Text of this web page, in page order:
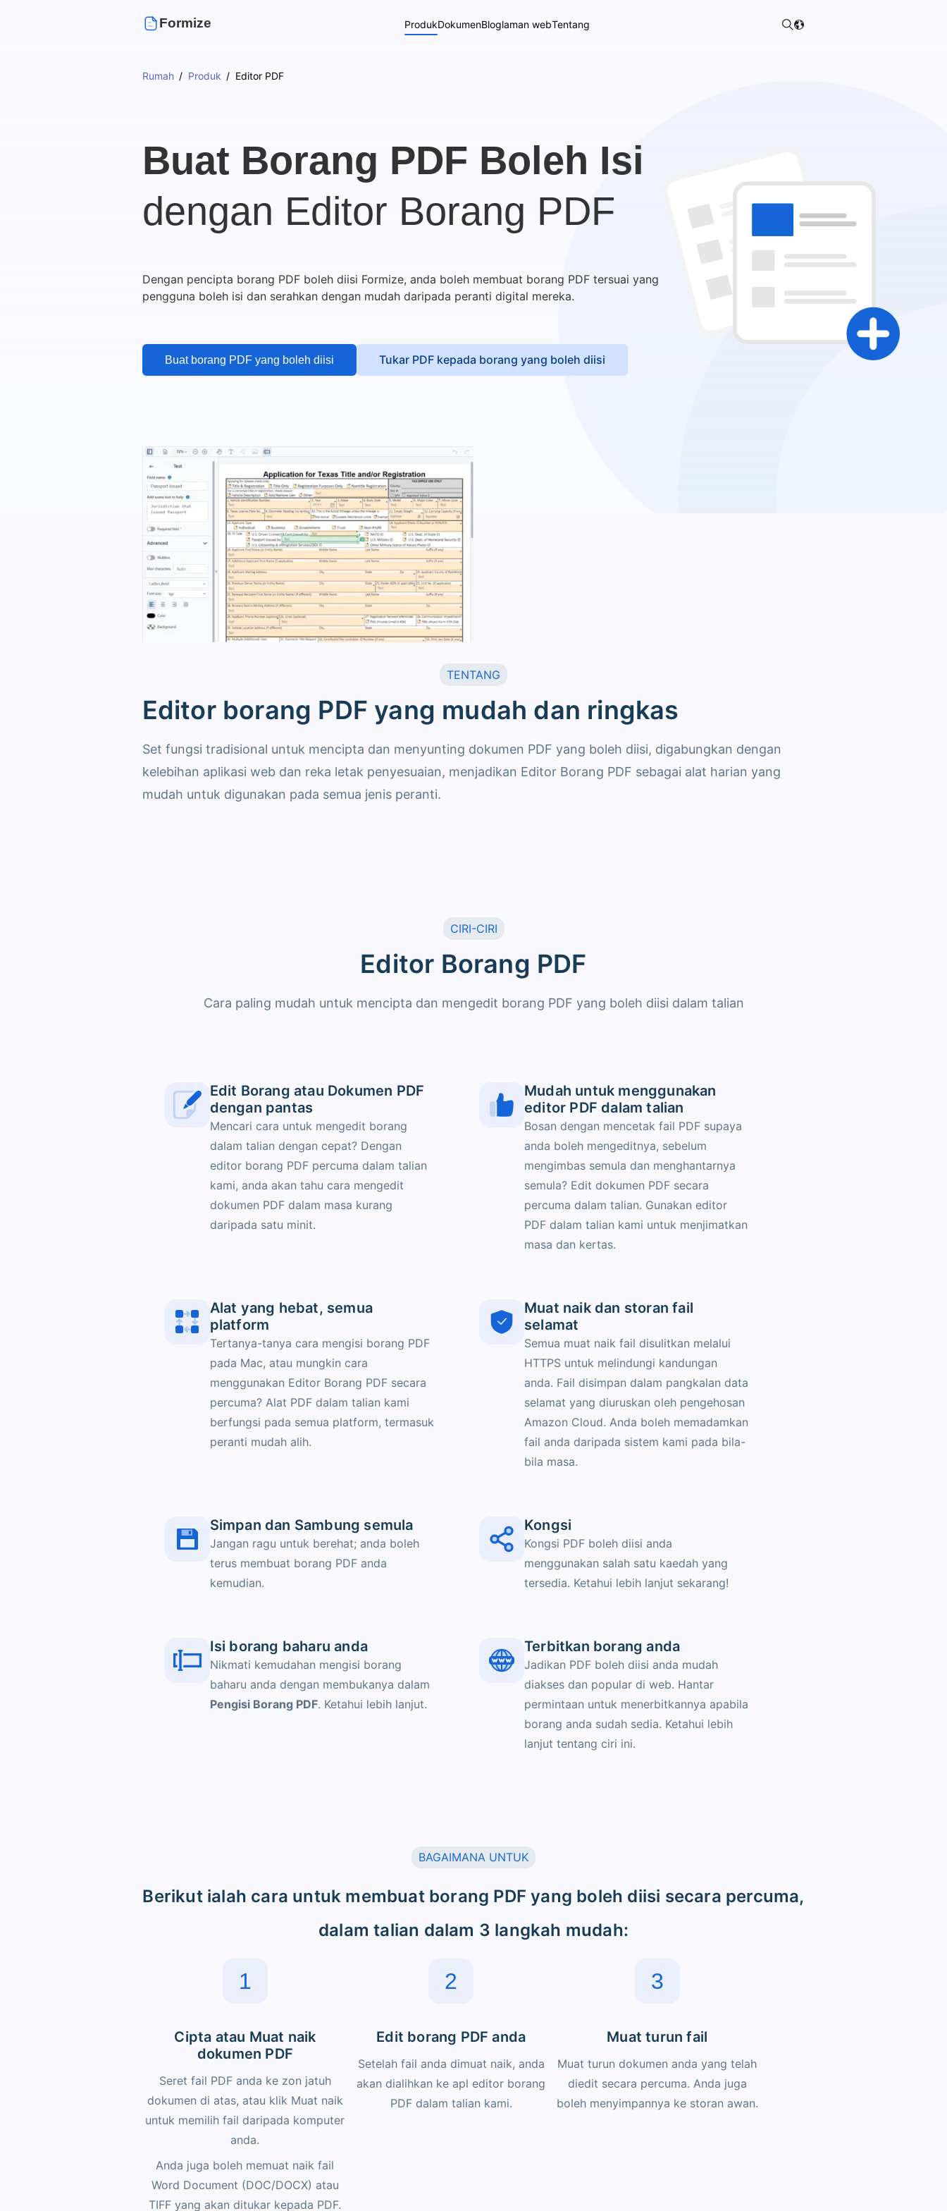
Formize ProdukDokumenBloglaman webTentang
Rumah Produk Editor PDF
Buat Borang PDF Boleh Isi
dengan Editor Borang PDF
Dengan pencipta borang PDF boleh diisi Formize, anda boleh membuat borang PDF tersuai yang
pengguna boleh isi dan serahkan dengan mudah daripada peranti digital mereka.
Buat borang PDF yang boleh diisi Tukar PDF kepada borang yang boleh diisi
TENTANG
Editor borang PDF yang mudah dan ringkas
Set fungsi tradisional untuk mencipta dan menyunting dokumen PDF yang boleh diisi, digabungkan dengan
kelebihan aplikasi web dan reka letak penyesuaian, menjadikan Editor Borang PDF sebagai alat harian yang
mudah untuk digunakan pada semua jenis peranti.
CIRI-CIRI
Editor Borang PDF
Cara paling mudah untuk mencipta dan mengedit borang PDF yang boleh diisi dalam talian
Edit Borang atau Dokumen PDF
dengan pantas
Mencari cara untuk mengedit borang
dalam talian dengan cepat? Dengan
editor borang PDF percuma dalam talian
kami, anda akan tahu cara mengedit
dokumen PDF dalam masa kurang
daripada satu minit.
Mudah untuk menggunakan
editor PDF dalam talian
Bosan dengan mencetak fail PDF supaya
anda boleh mengeditnya, sebelum
mengimbas semula dan menghantarnya
semula? Edit dokumen PDF secara
percuma dalam talian. Gunakan editor
PDF dalam talian kami untuk menjimatkan
masa dan kertas.
Alat yang hebat, semua
platform
Tertanya-tanya cara mengisi borang PDF
pada Mac, atau mungkin cara
menggunakan Editor Borang PDF secara
percuma? Alat PDF dalam talian kami
berfungsi pada semua platform, termasuk
peranti mudah alih.
Muat naik dan storan fail
selamat
Semua muat naik fail disulitkan melalui
HTTPS untuk melindungi kandungan
anda. Fail disimpan dalam pangkalan data
selamat yang diuruskan oleh pengehosan
Amazon Cloud. Anda boleh memadamkan
fail anda daripada sistem kami pada bila-
bila masa.
Simpan dan Sambung semula
Jangan ragu untuk berehat; anda boleh
terus membuat borang PDF anda
kemudian.
Kongsi
Kongsi PDF boleh diisi anda
menggunakan salah satu kaedah yang
tersedia. Ketahui lebih lanjut sekarang!
Isi borang baharu anda
Nikmati kemudahan mengisi borang
baharu anda dengan membukanya dalam
Pengisi Borang PDF. Ketahui lebih lanjut.
Terbitkan borang anda
Jadikan PDF boleh diisi anda mudah
diakses dan popular di web. Hantar
permintaan untuk menerbitkannya apabila
borang anda sudah sedia. Ketahui lebih
lanjut tentang ciri ini.
BAGAIMANA UNTUK
Berikut ialah cara untuk membuat borang PDF yang boleh diisi secara percuma,
dalam talian dalam 3 langkah mudah:
1
Cipta atau Muat naik
dokumen PDF
Seret fail PDF anda ke zon jatuh
dokumen di atas, atau klik Muat naik
untuk memilih fail daripada komputer
anda.
Anda juga boleh memuat naik fail
Word Document (DOC/DOCX) atau
TIFF yang akan ditukar kepada PDF.
2
Edit borang PDF anda
Setelah fail anda dimuat naik, anda
akan dialihkan ke apl editor borang
PDF dalam talian kami.
3
Muat turun fail
Muat turun dokumen anda yang telah
diedit secara percuma. Anda juga
boleh menyimpannya ke storan awan.